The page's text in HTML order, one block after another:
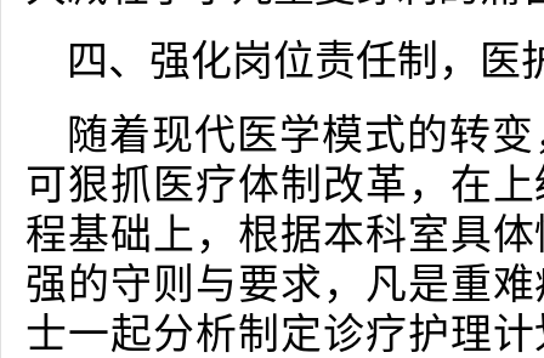
四、强化岗位责任制，医
随着现代医学模式的转
可狠抓医疗体制改革，在
程基础上，根据本科室具
强的守则与要求，凡是重
士一起分析制定诊疗护理